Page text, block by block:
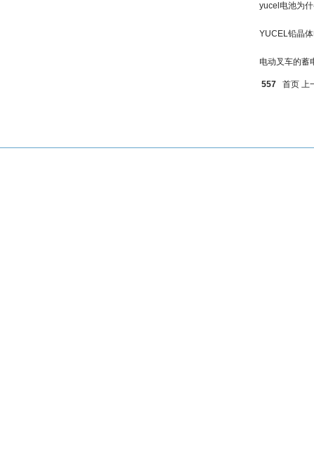
yucel电池为
YUCEL铅晶
电动叉车的蓄
557 首页 上